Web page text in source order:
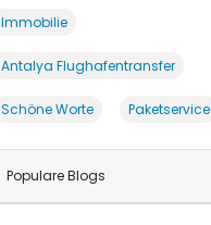
Immobilie
Antalya Flughafentransfer
Schöne Worte Paketservice
Populare Blogs